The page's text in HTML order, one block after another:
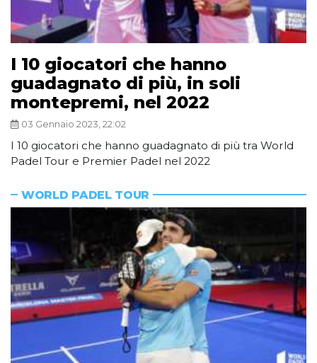
I 10 giocatori che hanno
guadagnato di più, in soli
montepremi, nel 2022
03 Gennaio 2023, 22:02
I 10 giocatori che hanno guadagnato di più tra World
Padel Tour e Premier Padel nel 2022
WORLD PADEL TOUR